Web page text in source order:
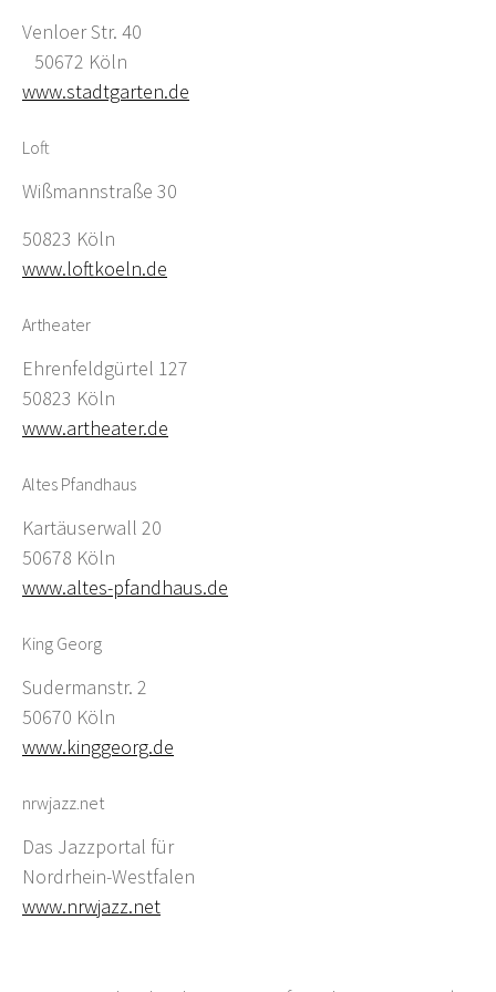
Venloer Str. 40
50672 Köln
www.stadtgarten.de
Loft
Wißmannstraße 30
50823 Köln
www.loftkoeln.de
Artheater
Ehrenfeldgürtel 127
50823 Köln
www.artheater.de
Altes Pfandhaus
Kartäuserwall 20
50678 Köln
www.altes-pfandhaus.de
King Georg
Sudermanstr. 2
50670 Köln
www.kinggeorg.de
nrwjazz.net
Das Jazzportal für
Nordrhein-Westfalen
www.nrwjazz.net